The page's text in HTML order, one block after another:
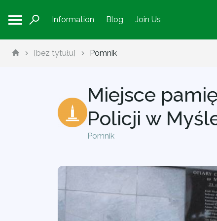
Information Blog Join Us
[bez tytułu] Pomnik
Miejsce
Policji w
Pomnik